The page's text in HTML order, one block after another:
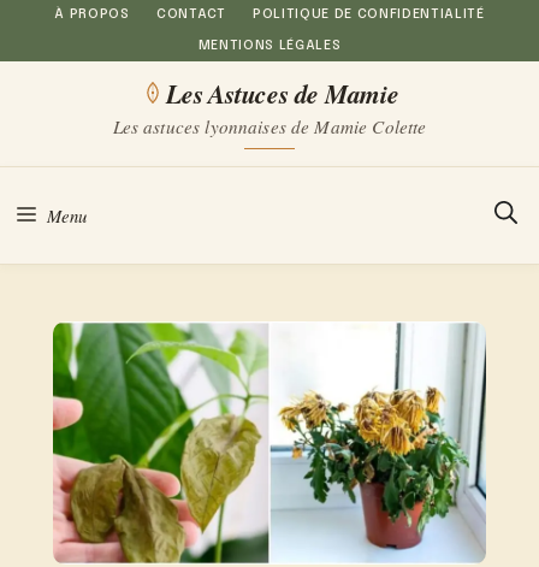
Aller
au
À PROPOS CONTACT POLITIQUE DE CONFIDENTIALITÉ
MENTIONS LÉGALES
Les Astuces de Mamie
Les astuces lyonnaises de Mamie Colette
Menu